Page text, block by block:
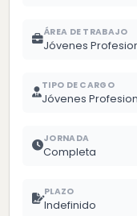
ÁREA DE TRABAJO
Jóvenes
TIPO DE CARGO
Jóvenes
JORNADA
Completa
PLAZO
Indefinido